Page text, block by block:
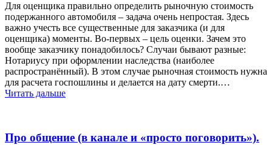
Для оценщика правильно определить рыночную стоимость
подержанного автомобиля – задача очень непростая. Здесь
важно учесть все существенные для заказчика (и для
оценщика) моменты. Во-первых – цель оценки. Зачем это
вообще заказчику понадобилось? Случаи бывают разные:
Нотариусу при оформлении наследства (наиболее
распространённый). В этом случае рыночная стоимость нужна
для расчета госпошлины и делается на дату смерти.…
Читать дальше
Про общение (в канале и «просто поговорить»).